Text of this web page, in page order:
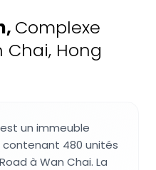
, Complexe
Hong
un immeuble
480 unités
à Wan Chai. La